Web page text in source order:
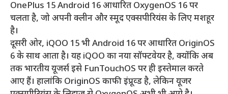
OnePlus 15 Android 16 आधारित OxygenOS 16 पर
चलता है, जो अपनी क्लीन और स्मूद एक्सपीरियंस के लिए मशहूर
है।
दूसरी ओर, iQOO 15 भी Android 16 पर आधारित OriginOS
6 के साथ आता है। यह iQOO का नया सॉफ्टवेयर है, क्योंकि अब
तक भारतीय यूजर्स इसे FunTouchOS पर ही इस्तेमाल करते
आए हैं। हालांकि OriginOS काफी इंप्रूव्ड है, लेकिन यूजर